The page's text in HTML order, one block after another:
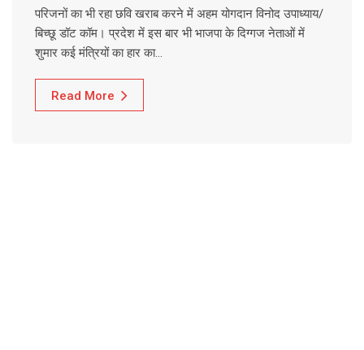
परिजनों का भी रहा छवि खराब करने में अहम योगदान विनोद उपाध्याय/
बिच्छू डॉट कॉम। प्रदेश में इस बार भी भाजपा के दिग्गज नेताओं में
शुमार कई मंत्रियों का हार का…
Read More